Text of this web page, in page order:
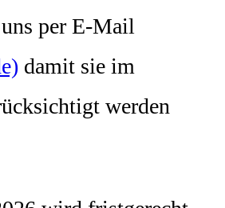
per E-Mail
damit sie im
werden